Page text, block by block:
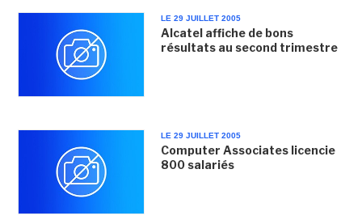
LE 29 JUILLET 2005
Alcatel affiche de bons
résultats au second trimestre
LE 29 JUILLET 2005
Computer Associates licencie
800 salariés